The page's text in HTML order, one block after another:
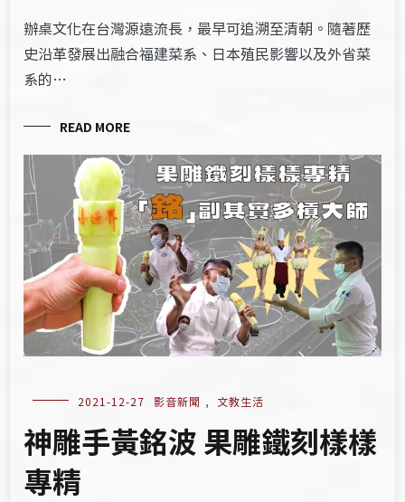
辦桌文化在台灣源遠流長，最早可追溯至清朝。隨著歷
史沿革發展出融合福建菜系、日本殖民影響以及外省菜
系的…
READ MORE
2021-12-27 影音新聞 , 文教生活
神雕手黃銘波 果雕鐵刻樣樣
專精